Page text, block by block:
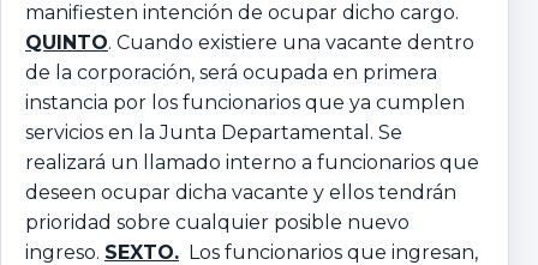
manifiesten intención de ocupar dicho cargo.
QUINTO. Cuando existiere una vacante dentro
de la corporación, será ocupada en primera
instancia por los funcionarios que ya cumplen
servicios en la Junta Departamental. Se
realizará un llamado interno a funcionarios que
deseen ocupar dicha vacante y ellos tendrán
prioridad sobre cualquier posible nuevo
ingreso. SEXTO. Los funcionarios que ingresan,